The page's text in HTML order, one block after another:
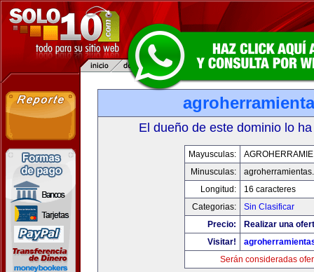
El dueño de este dominio lo
Mayusculas:
Minusculas:
Longitud:
16 caracteres
Categorias:
Sin Clasificar
Precio:
Realizar una
Visitar!
Serán consideradas